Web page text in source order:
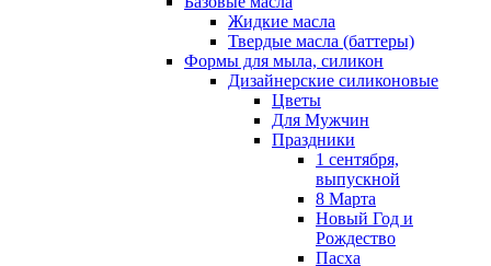
Жидкие масла
Твердые масла (баттеры)
Формы для мыла, силикон
Дизайнерские силиконовые
Цветы
Для Мужчин
Праздники
1 сентября,
выпускной
8 Марта
Новый Год и
Рождество
Пасха